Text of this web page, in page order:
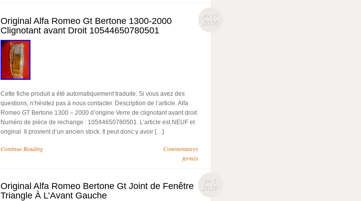
fév 25
2026
Original Alfa Romeo Gt Bertone 1300-2000
Clignotant avant Droit 10544650780501
Cette fiche produit a été automatiquement traduite. Si vous avez des
questions, n’hésitez pas à nous contacter. Description de l’article. Alfa
Romeo GT Bertone 1300 – 2000 d’origine Verre de clignotant avant droit.
Numéro de pièce de rechange : 10544650780501. L’article est NEUF et
original. Il provient d’un ancien stock. Il peut donc y avoir […]
Continue Reading
Commentaires
fermés
jan 5
2026
Original Alfa Romeo Bertone Gt Joint de Fenêtre
Triangle À L’Avant Gauche